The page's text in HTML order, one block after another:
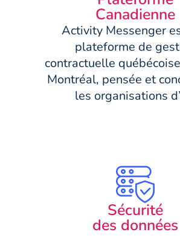
Canadienne
Activity Messenger
plateforme de
contractuelle
Montréal, pensée et
les organisations
Sécurité
des données